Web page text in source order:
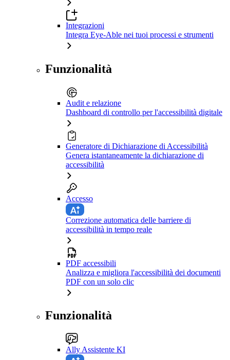
Integrazioni
Integra Eye-Able nei tuoi processi e strumenti
Funzionalità
Audit e relazione
Dashboard di controllo per l'accessibilità digitale
Generatore di Dichiarazione di Accessibilità
Genera istantaneamente la dichiarazione di
accessibilità
Accesso
Correzione automatica delle barriere di
accessibilità in tempo reale
PDF accessibili
Analizza e migliora l'accessibilità dei documenti
PDF con un solo clic
Funzionalità
Ally Assistente KI